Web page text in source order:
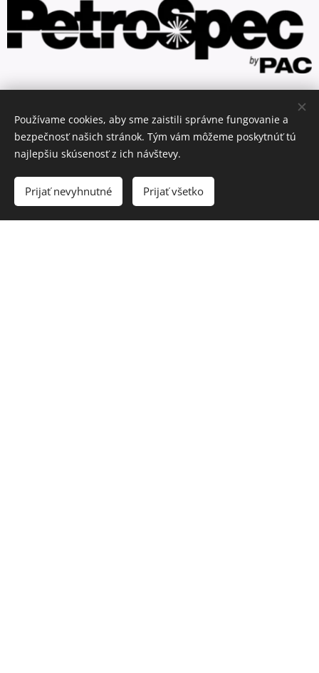
Používame cookies, aby sme zaistili správne fungovanie a
bezpečnosť našich stránok. Tým vám môžeme poskytnúť tú
najlepšiu skúsenosť z ich návštevy.
Prijať nevyhnutné Prijať všetko